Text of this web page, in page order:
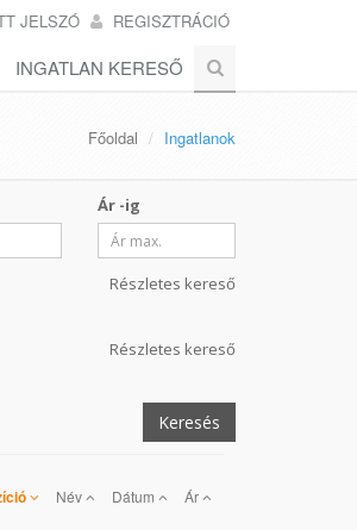
JELSZÓ REGISZTRÁCIÓ
INGATLAN KERESŐ
Főoldal Ingatlanok
Ár -ig
Részletes kereső
Részletes kereső
Keresés
Név Dátum Ár